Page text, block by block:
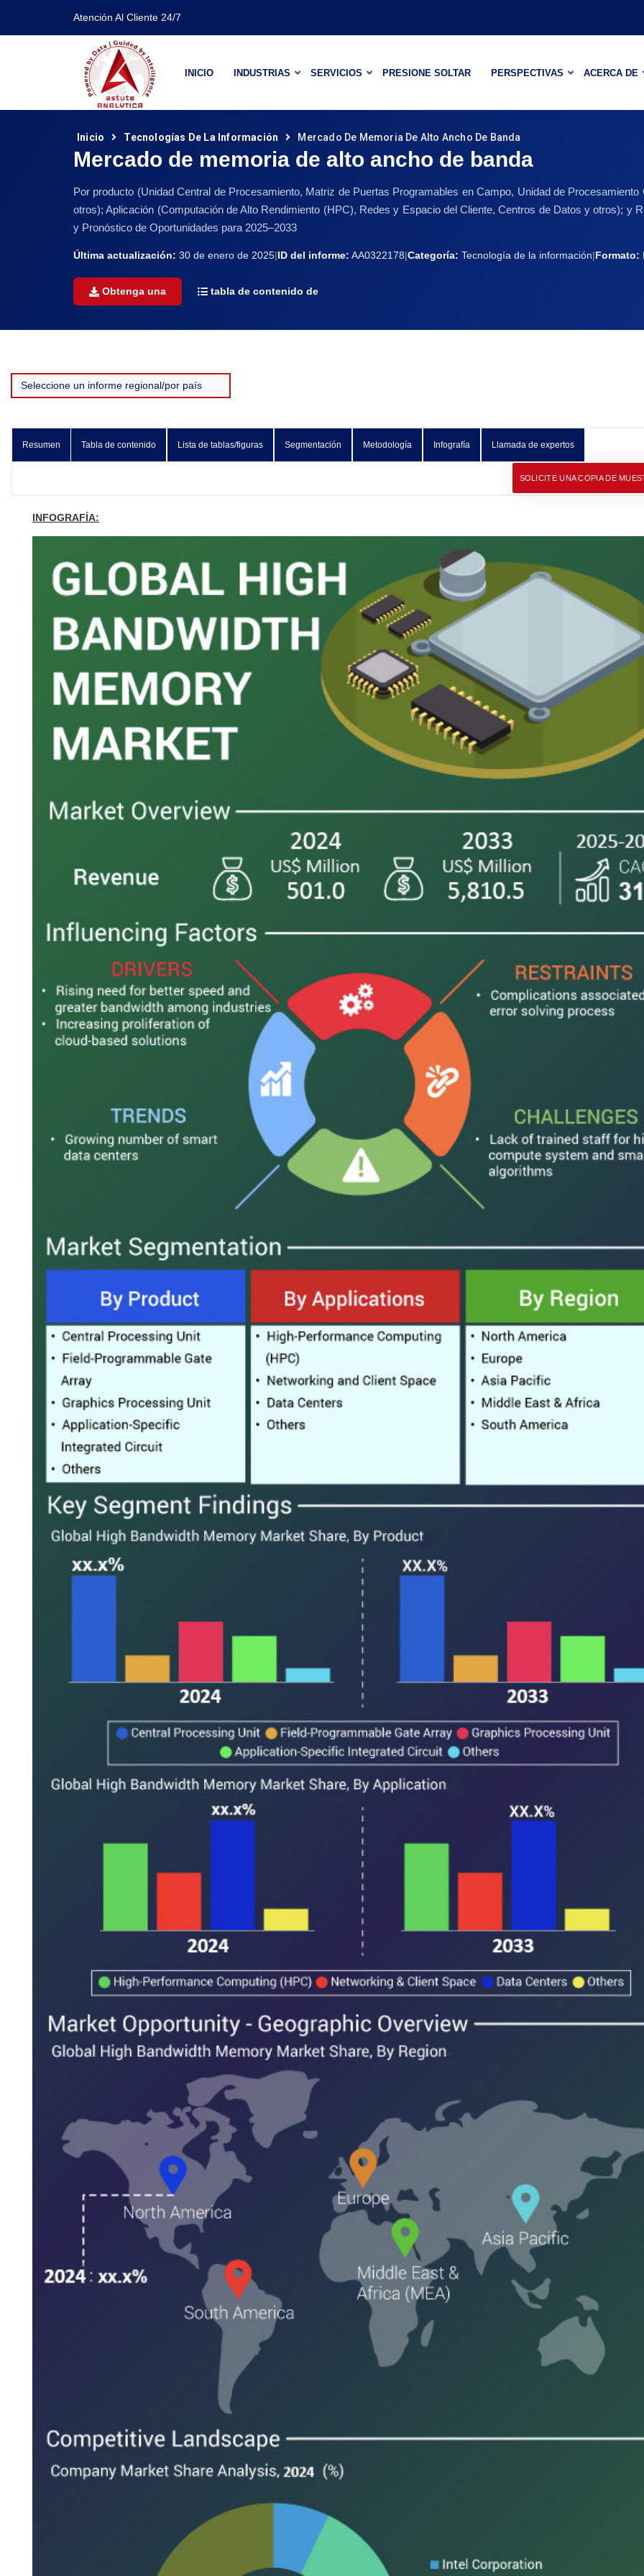
Atención Al Cliente 24/7
INICIO INDUSTRIAS SERVICIOS PRESIONE SOLTAR PERSPECTIVAS ACERCA DE
Inicio Tecnologías De La Información Mercado De Memoria De Alto Ancho De Banda
Mercado de memoria de alto ancho de banda
Por producto (Unidad Central de Procesamiento, Matriz de Puertas Programables en Campo, Unidad de
otros); Aplicación (Computación de Alto Rendimiento (HPC), Redes y Espacio del Cliente, Centros de Datos y otros); y
y Pronóstico de Oportunidades para 2025–2033
Última actualización: 30 de enero de 2025|ID del informe: AA0322178|Categoría: Tecnología de la información|Formato:
Obtenga una tabla de contenido de
Resumen Tabla de contenido Lista de tablas/figuras Segmentación Metodología Infografía Llamada de expertos
SOLICITE UNA COPIA DE
INFOGRAFÍA: